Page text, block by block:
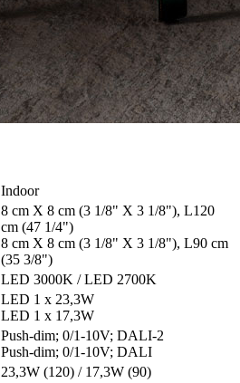
Indoor
8 cm X 8 cm (3 1/8" X 3 1/8"), L120
cm (47 1/4")
8 cm X 8 cm (3 1/8" X 3 1/8"), L90 cm
(35 3/8")
LED 3000K / LED 2700K
LED 1 x 23,3W
LED 1 x 17,3W
Push-dim; 0/1-10V; DALI-2
Push-dim; 0/1-10V; DALI
23,3W (120) / 17,3W (90)